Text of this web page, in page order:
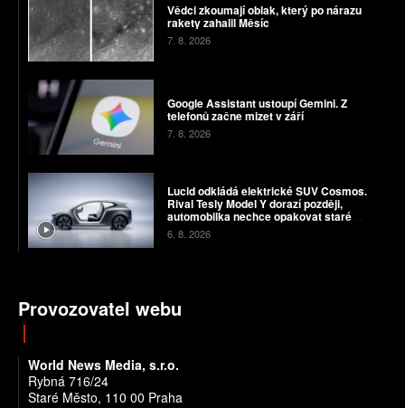
Vědci zkoumají oblak, který po nárazu
rakety zahalil Měsíc
7. 8. 2026
Google Assistant ustoupí Gemini. Z
telefonů začne mizet v září
7. 8. 2026
Lucid odkládá elektrické SUV Cosmos.
Rival Tesly Model Y dorazí později,
automobilka nechce opakovat staré
chyby
6. 8. 2026
Provozovatel webu
World News Media, s.r.o.
Rybná 716/24
Staré Město, 110 00 Praha